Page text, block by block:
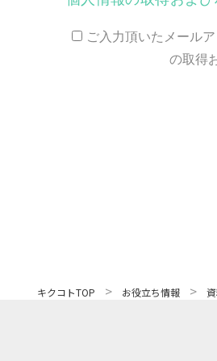
ご入力頂いたメール
の取得
キクコトTOP > お役立ち情報 >